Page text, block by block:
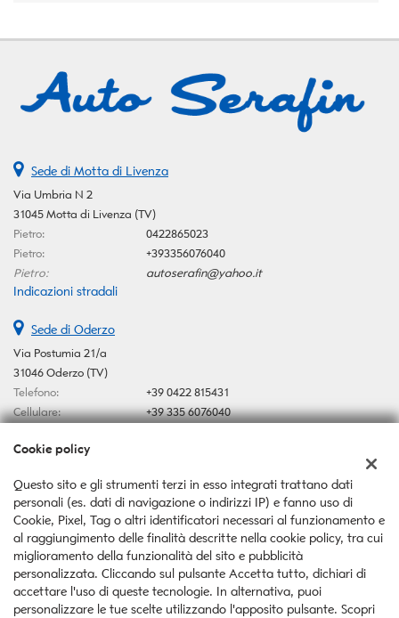
Sede di Motta di Livenza
Via Umbria N 2
31045 Motta di Livenza (TV)
Pietro:
0422865023
Pietro:
+393356076040
Pietro:
autoserafin@yahoo.it
Indicazioni stradali
Sede di Oderzo
Via Postumia 21/a
31046 Oderzo (TV)
Telefono:
+39 0422 815431
Cellulare:
+39 335 6076040
Indicazioni stradali
Dati fiscali:
Auto Serafin Snc
Via Postumia 21/a, Oderzo (TV)
C.F/P.IVA:03546370267
Registro delle imprese:TV
Cookie policy
Questo sito e gli strumenti terzi in esso integrati trattano dati
personali (es. dati di navigazione o indirizzi IP) e fanno uso di
Cookie, Pixel, Tag o altri identificatori necessari al funzionamento e
al raggiungimento delle finalità descritte nella cookie policy, tra cui
miglioramento della funzionalità del sito e pubblicità
personalizzata. Cliccando sul pulsante Accetta tutto, dichiari di
accettare l'uso di queste tecnologie. In alternativa, puoi
personalizzare le tue scelte utilizzando l'apposito pulsante. Scopri